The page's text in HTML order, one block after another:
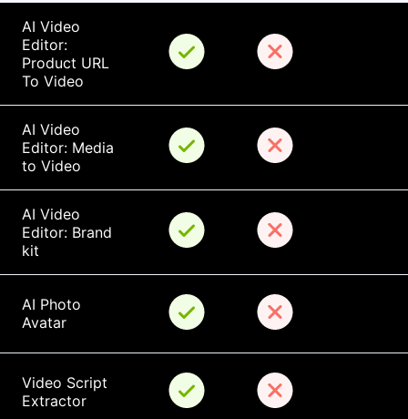
AI Video
Editor:
Product URL
To Video
AI Video
Editor: Media
to Video
AI Video
Editor: Brand
kit
AI Photo
Avatar
Video Script
Extractor